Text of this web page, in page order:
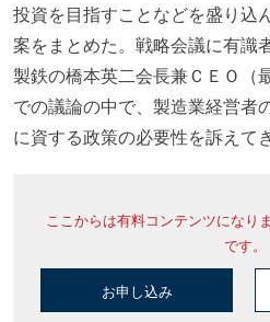
投資を目指すことなどを盛り込
案をまとめた。戦略会議に有識
製鉄の橋本英二会長兼ＣＥＯ（
での議論の中で、製造業経営者
に資する政策の必要性を訴えて
ここからは有料コンテンツになり
です。
お申し込み